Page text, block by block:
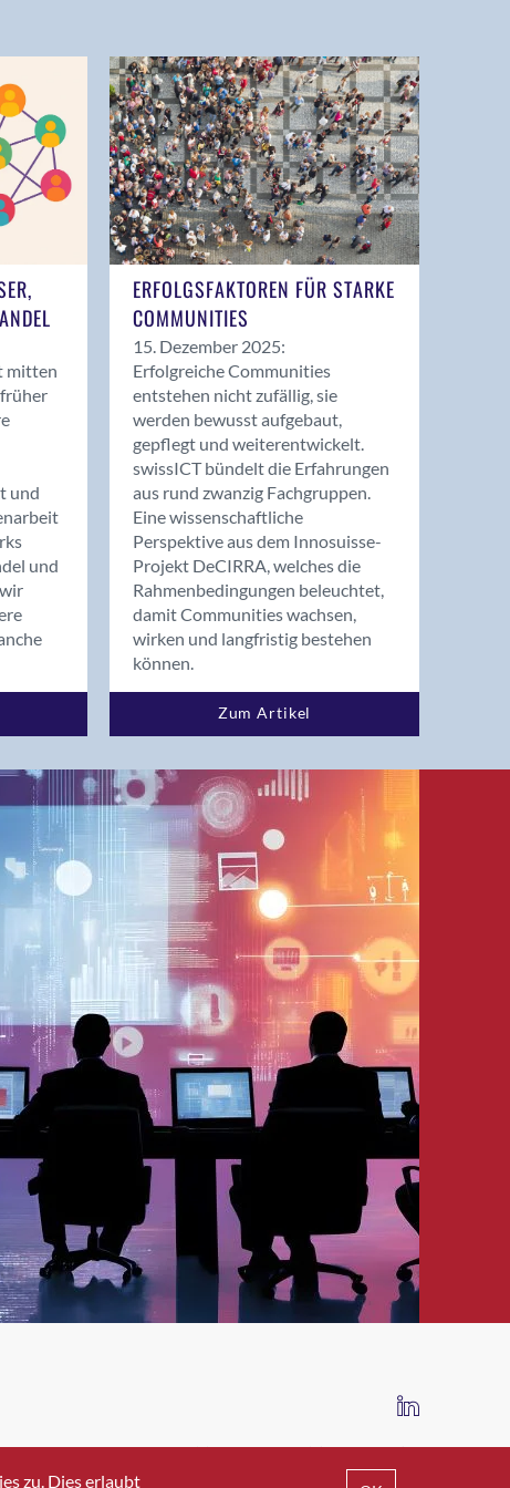
mitten
und
und
ERFOLGSFAKTOREN FÜR STARKE
COMMUNITIES
15. Dezember 2025:
Erfolgreiche Communities
entstehen nicht zufällig, sie
werden bewusst aufgebaut,
gepflegt und weiterentwickelt.
swissICT bündelt die Erfahrungen
aus rund zwanzig Fachgruppen.
Eine wissenschaftliche
Perspektive aus dem Innosuisse-
Projekt DeCIRRA, welches die
Rahmenbedingungen beleuchtet,
damit Communities wachsen,
wirken und langfristig bestehen
können.
Zum Artikel
IMPRESSUM DATENSCHUTZ AGB
zu. Dies erlaubt